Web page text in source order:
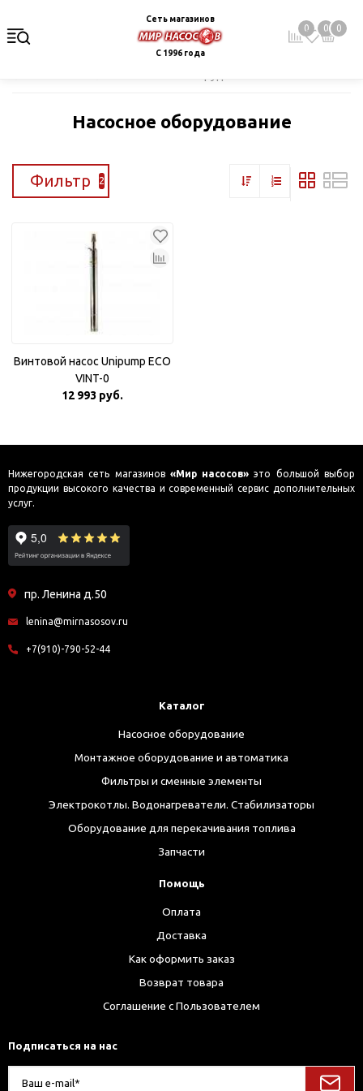
Сеть магазинов
С 1996 года
0 0 0
Насосное оборудование
Фильтр 2
Винтовой насос Unipump ECO
VINT-0
12 993 руб.
Нижегородская сеть магазинов «Мир насосов» это большой выбор
продукции высокого качества и современный сервис дополнительных
услуг.
пр. Ленина д.50
lenina@mirnasosov.ru
+7(910)-790-52-44
Каталог
Насосное оборудование
Монтажное оборудование и автоматика
Фильтры и сменные элементы
Электрокотлы. Водонагреватели. Стабилизаторы
Оборудование для перекачивания топлива
Запчасти
Помощь
Оплата
Доставка
Как оформить заказ
Возврат товара
Соглашение с Пользователем
Подписаться на нас